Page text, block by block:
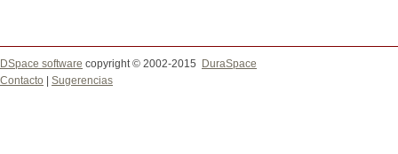
DSpace software copyright © 2002-2015
DuraSpace
Contacto
Sugerencias